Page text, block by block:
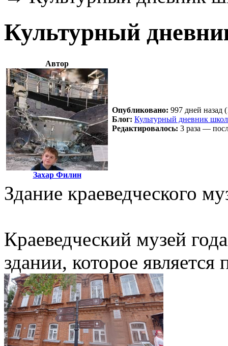
Культурный
Автор
Захар Филин
Опубликовано: 997 дней назад
Блог: Культурный дневник
Редактировалось: 3 раза —
Здание краеведческого
Краеведческий музей
здании, которое